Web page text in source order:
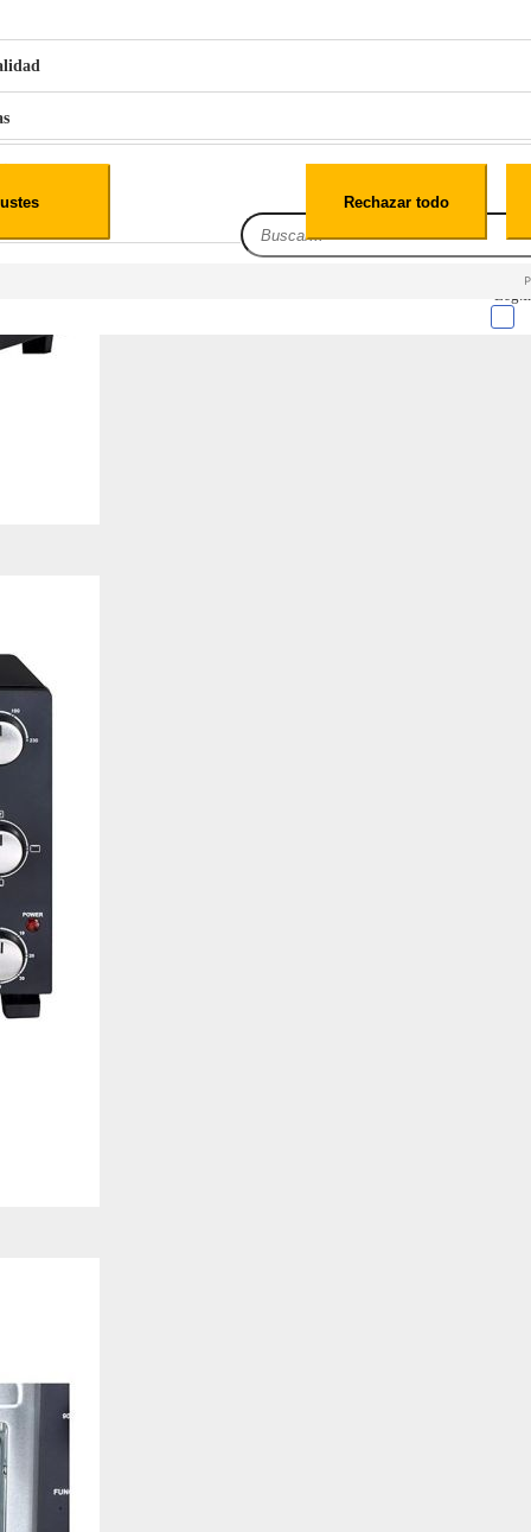
1,1L Limpia Sofás Alfombras Coche SP3
necesarias
para que el sitio web funcione y no se pueden desactivar en nuestros
necesarias te permitirán acceder a tu área de cliente, mantener activa tu sesión
de compras. También nos permitirán detectar cualquier problema técnico que
y / o la navegación en el Sitio. Puedes configurar tu navegador para bloquear o
pero algunas partes del sitio web pueden verse afectadas. Estas cookies no
personal.
determinar el número de visitas y las fuentes de tráfico, con el fin de medir
nos ayudan a identificar las páginas más / menos visitadas y a evaluar
Si no aceptas estas cookies, no seremos notificados de tu visita a nuestro sitio.
intereses y proporcionarte publicidad relevante en otros sitios web. Si no permite
dirigida.
Rechazar todo